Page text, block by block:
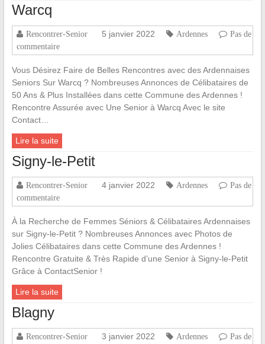
Warcq
Rencontrer-Senior 5 janvier 2022 Ardennes
Pas de
commentaire
Vous Désirez Faire de Belles Rencontres avec des Ardennaises
Seniors Sur Warcq ? Nombreuses Annonces de Célibataires de
50 Ans & Plus Installées dans cette Commune des Ardennes !
Rencontre Assurée avec Une Senior à Warcq Avec le site
Contact…
Lire la suite
Signy-le-Petit
Rencontrer-Senior 4 janvier 2022 Ardennes
Pas de
commentaire
À la Recherche de Femmes Séniors & Célibataires Ardennaises
sur Signy-le-Petit ? Nombreuses Annonces avec Photos de
Jolies Célibataires dans cette Commune des Ardennes !
Rencontre Gratuite & Très Rapide d’une Senior à Signy-le-Petit
Grâce à ContactSenior !
Lire la suite
Blagny
Rencontrer-Senior 3 janvier 2022 Ardennes
Pas de